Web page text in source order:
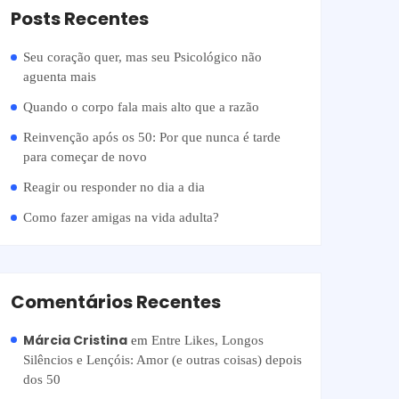
Posts Recentes
Seu coração quer, mas seu Psicológico não
aguenta mais
Quando o corpo fala mais alto que a razão
Reinvenção após os 50: Por que nunca é tarde
para começar de novo
Reagir ou responder no dia a dia
Como fazer amigas na vida adulta?
Comentários Recentes
Márcia Cristina em Entre Likes, Longos
Silêncios e Lençóis: Amor (e outras coisas) depois
dos 50